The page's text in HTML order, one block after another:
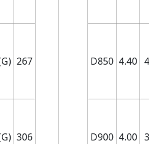
267 D850 4.40
306 D900 4.00